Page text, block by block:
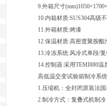
9.外箱尺寸
10.内箱材质:SUS304高级
11.外箱材质:烤漆
12.保温材质:高密度聚胺
13.冷冻系统:风冷式单段/
14.控制器:采用TEMI880温
高低温交变试验箱制冷系
1.压缩机：全封闭原装法
2.制冷方式：复叠式机制